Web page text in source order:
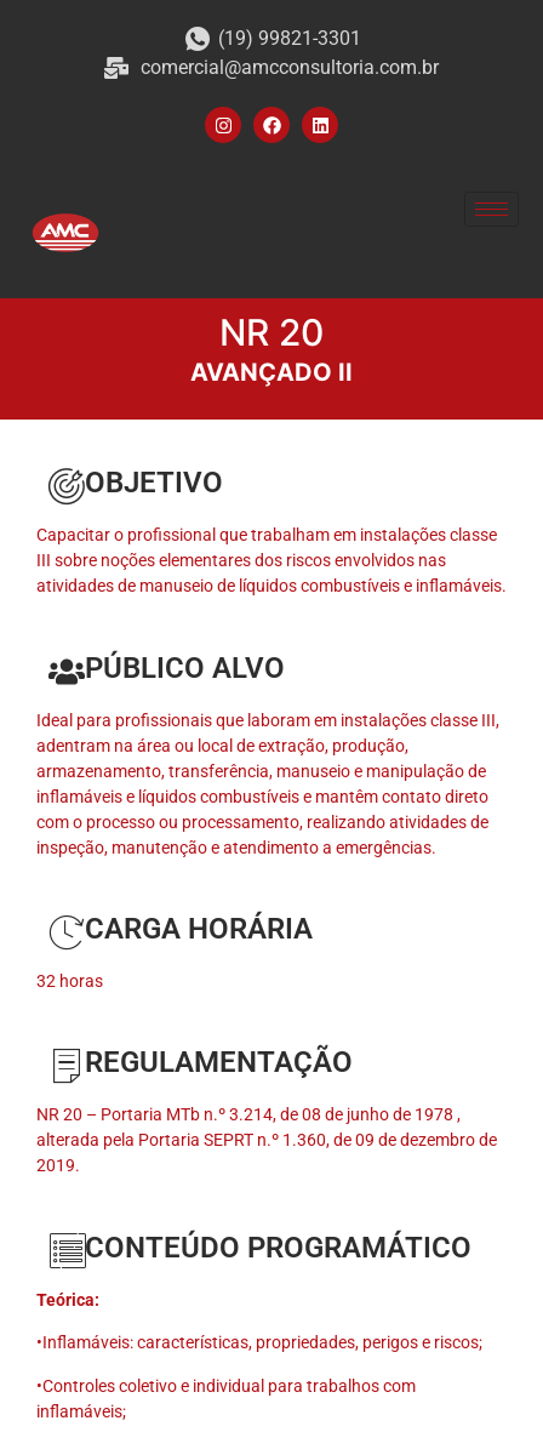
(19) 99821-3301
comercial@amcconsultoria.com.br
NR 20
AVANÇADO II
OBJETIVO
Capacitar o profissional que trabalham em instalações classe
III sobre noções elementares dos riscos envolvidos nas
atividades de manuseio de líquidos combustíveis e inflamáveis.
PÚBLICO ALVO
Ideal para profissionais que laboram em instalações classe III,
adentram na área ou local de extração, produção,
armazenamento, transferência, manuseio e manipulação de
inflamáveis e líquidos combustíveis e mantêm contato direto
com o processo ou processamento, realizando atividades de
inspeção, manutenção e atendimento a emergências.
CARGA HORÁRIA
32 horas
REGULAMENTAÇÃO
NR 20 – Portaria MTb n.º 3.214, de 08 de junho de 1978 ,
alterada pela Portaria SEPRT n.º 1.360, de 09 de dezembro de
2019.
CONTEÚDO PROGRAMÁTICO
Teórica:
•Inflamáveis: características, propriedades, perigos e riscos;
•Controles coletivo e individual para trabalhos com
inflamáveis;